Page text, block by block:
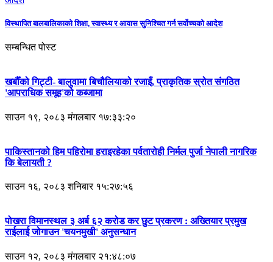
विस्थापित बालबालिकाको शिक्षा, स्वास्थ्य र आवास सुनिश्चित गर्न सर्वोच्चको आदेश
सम्बन्धित पोस्ट
खर्बौँको गिट्टी- बालुवामा बिचौलियाको रजाइँ, प्राकृतिक स्रोत संगठित
'आपराधिक समूह'को कब्जामा
साउन १९, २०८३ मंगलबार १७:३३:२०
पाकिस्तानको हिम पहिरोमा हराइरहेका पर्वतारोही निर्मल पुर्जा नेपाली नागरिक
कि बेलायती ?
साउन १६, २०८३ शनिबार १५:२७:५६
पोखरा विमानस्थल ३ अर्ब ६२ करोड कर छुट प्रकरण : अख्तियार प्रमुख
राईलाई जोगाउन 'चयनमुखी' अनुसन्धान
साउन १२, २०८३ मंगलबार २१:४८:०७